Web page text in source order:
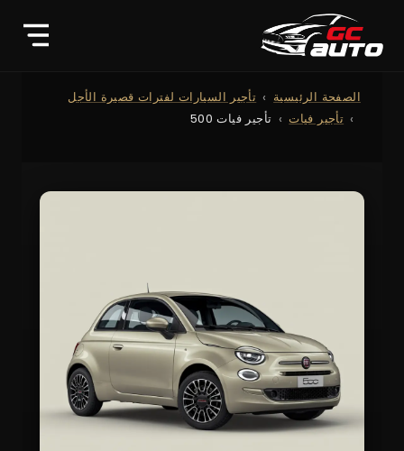
الصفحة الرئيسية
تأجير السيارات لفترات قصيرة الأجل
تأجير فيات
تأجير فيات 500